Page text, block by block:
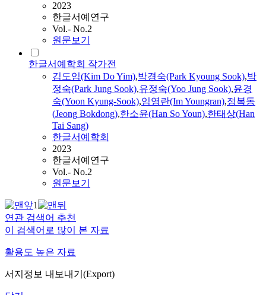
2023
한글서예연구
Vol.- No.2
원문보기
한글서예학회 작가전
김도임(Kim Do Yim),박경숙(Park Kyoung Sook),박
정숙(Park Jung Sook),유정숙(Yoo Jung Sook),윤경
숙(Yoon Kyung-Sook),임영란(Im Youngran),정복동
(Jeong Bokdong),한소윤(Han So Youn),한태상(Han
Tai Sang)
한글서예학회
2023
한글서예연구
Vol.- No.2
원문보기
1
연관 검색어 추천
이 검색어로 많이 본 자료
활용도 높은 자료
서지정보 내보내기(Export)